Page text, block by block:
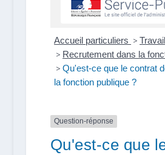
Accueil particuliers >
> Recrutement dans la
> Qu'est-ce que le contrat
la fonction publique ?
Question-réponse
Qu'est-ce que